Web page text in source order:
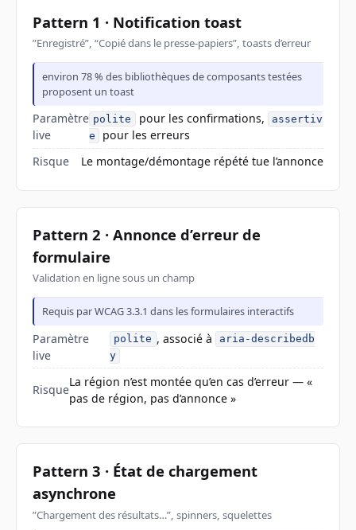
Pattern 1 · Notification toast
”Enregistré”, “Copié dans le presse-papiers”, toasts d’erreur
environ 78 % des bibliothèques de composants testées
proposent un toast
Paramètre
live
polite pour les confirmations,
assertiv
e
pour les erreurs
Risque
Le montage/démontage répété tue l’annonce
Pattern 2 · Annonce d’erreur de
formulaire
Validation en ligne sous un champ
Requis par WCAG 3.3.1 dans les formulaires interactifs
Paramètre
live
polite , associé à
aria-describedb
y
Risque
La région n’est montée qu’en cas d’erreur — «
pas de région, pas d’annonce »
Pattern 3 · État de chargement
asynchrone
”Chargement des résultats…”, spinners, squelettes